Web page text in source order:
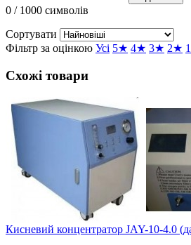
0 / 1000 символів
Сортувати
Фільтр за оцінкою Усі 5★ 4★ 3★ 2★
Схожі товари
Кисневий концентратор JAY-10-4.0